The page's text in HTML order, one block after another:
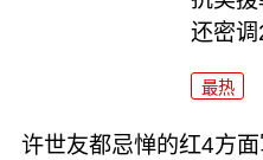
还密调
最热
许世友都忌惮的红4方